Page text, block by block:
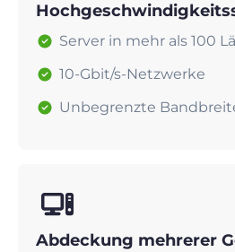
Server in mehr als 100
10-Gbit/s-Netzwerke
Unbegrenzte
Abdeckung mehrerer